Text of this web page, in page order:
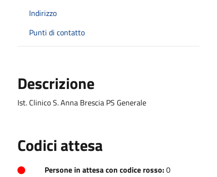
Indirizzo
Punti di contatto
Descrizione
Ist. Clinico S. Anna Brescia PS Generale
Codici attesa
Persone in attesa con codice rosso:0